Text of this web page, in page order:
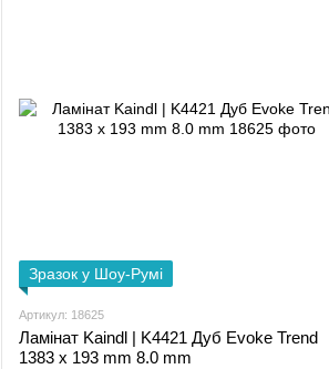
Зразок у Шоу-Румі
Артикул: 18625
Ламінат Kaindl | K4421 Дуб Evoke Trend
1383 x 193 mm 8.0 mm